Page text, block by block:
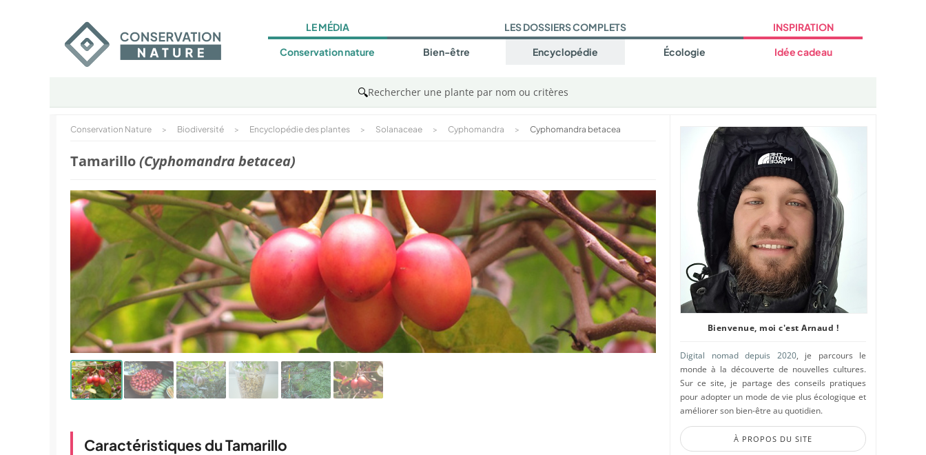
LE MÉDIA
Conservation nature
LES DOSSIERS COMPLETS
Bien-être Encyclopédie Écologie
INSPIRATION
Idée cadeau
🔍Rechercher une plante par nom ou critères
Conservation Nature > Biodiversité > Encyclopédie des plantes > Solanaceae > Cyphomandra > Cyphomandra betacea
Tamarillo(Cyphomandra betacea)
Caractéristiques du Tamarillo
Bienvenue, moi c'est Arnaud !
Digital nomad depuis 2020, je parcours le
monde à la découverte de nouvelles cultures.
Sur ce site, je partage des conseils pratiques
pour adopter un mode de vie plus écologique et
améliorer son bien-être au quotidien.
À PROPOS DU SITE